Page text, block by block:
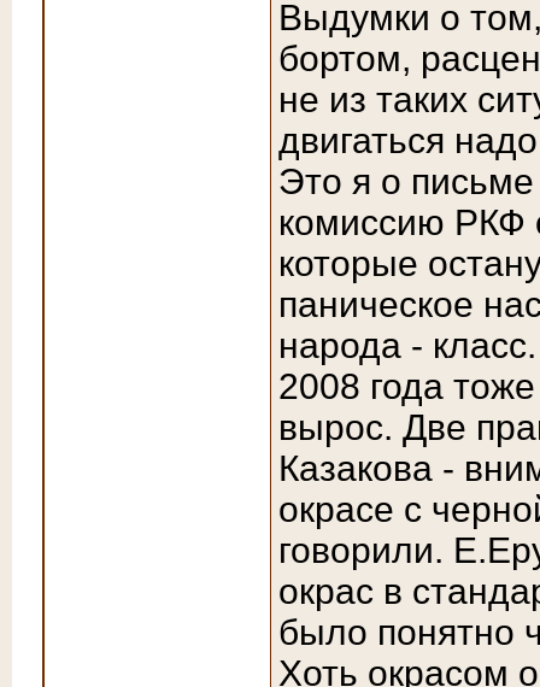
Выдумки о том,
бортом,
не из таких
двигаться
Это я о
комиссию РКФ
которые
паническое
народа - класс.
2008 года
вырос. Две
Казакова -
окрасе с
говорили.
окрас в
было понятно
Хоть окрасом